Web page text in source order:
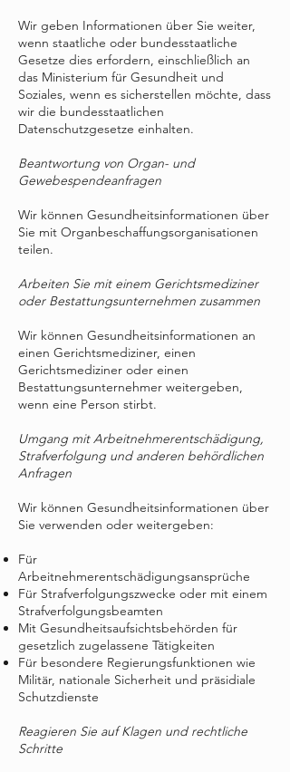
Wir geben Informationen über Sie weiter,
wenn staatliche oder bundesstaatliche
Gesetze dies erfordern, einschließlich an
das Ministerium für Gesundheit und
Soziales, wenn es sicherstellen möchte, dass
wir die bundesstaatlichen
Datenschutzgesetze einhalten.
Beantwortung von Organ- und
Gewebespendeanfragen
Wir können Gesundheitsinformationen über
Sie mit Organbeschaffungsorganisationen
teilen.
Arbeiten Sie mit einem Gerichtsmediziner
oder Bestattungsunternehmen zusammen
Wir können Gesundheitsinformationen an
einen Gerichtsmediziner, einen
Gerichtsmediziner oder einen
Bestattungsunternehmer weitergeben,
wenn eine Person stirbt.
Umgang mit Arbeitnehmerentschädigung,
Strafverfolgung und anderen behördlichen
Anfragen
Wir können Gesundheitsinformationen über
Sie verwenden oder weitergeben:
Für
Arbeitnehmerentschädigungsansprüche
Für Strafverfolgungszwecke oder mit einem
Strafverfolgungsbeamten
Mit Gesundheitsaufsichtsbehörden für
gesetzlich zugelassene Tätigkeiten
Für besondere Regierungsfunktionen wie
Militär, nationale Sicherheit und präsidiale
Schutzdienste
Reagieren Sie auf Klagen und rechtliche
Schritte